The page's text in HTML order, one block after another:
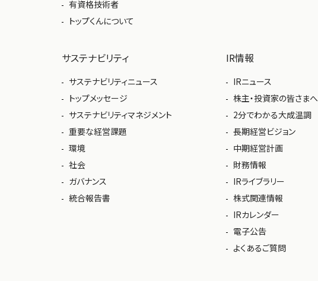
有資格技術者
トップくんについて
サステナビリティ
サステナビリティニュース
トップメッセージ
サステナビリティマネジメント
重要な経営課題
環境
社会
ガバナンス
統合報告書
IR情報
IRニュース
株主・投資家の皆さまへ
2分でわかる大成温調
長期経営ビジョン
中期経営計画
財務情報
IRライブラリー
株式関連情報
IRカレンダー
電子公告
よくあるご質問